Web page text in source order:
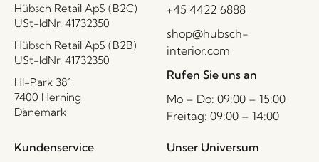
Hübsch Retail ApS (B2C)
USt-IdNr. 41732350
Hübsch Retail ApS (B2B)
USt-IdNr. 41732350
HI-Park 381
7400 Herning
Dänemark
+45 4422 6888
shop@hubsch-
interior.com
Rufen Sie uns an
Mo – Do: 09:00 – 15:00
Freitag: 09:00 – 14:00
Kundenservice Unser Universum